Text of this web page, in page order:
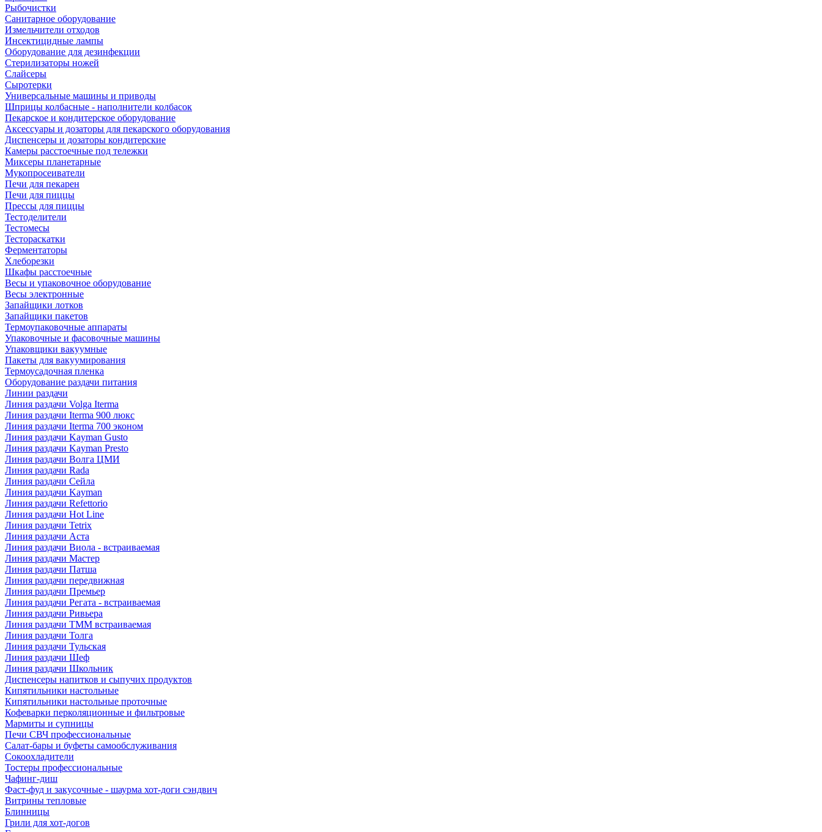
Рыбочистки
Санитарное оборудование
Измельчители отходов
Инсектицидные лампы
Оборудование для дезинфекции
Стерилизаторы ножей
Слайсеры
Сыротерки
Универсальные машины и приводы
Шприцы колбасные - наполнители колбасок
Пекарское и кондитерское оборудование
Аксессуары и дозаторы для пекарского оборудования
Диспенсеры и дозаторы кондитерские
Камеры расстоечные под тележки
Миксеры планетарные
Мукопросеиватели
Печи для пекарен
Печи для пиццы
Прессы для пиццы
Тестоделители
Тестомесы
Тестораскатки
Ферментаторы
Хлеборезки
Шкафы расстоечные
Весы и упаковочное оборудование
Весы электронные
Запайщики лотков
Запайщики пакетов
Термоупаковочные аппараты
Упаковочные и фасовочные машины
Упаковщики вакуумные
Пакеты для вакуумирования
Термоусадочная пленка
Оборудование раздачи питания
Линии раздачи
Линия раздачи Volga Iterma
Линия раздачи Iterma 900 люкс
Линия раздачи Iterma 700 эконом
Линия раздачи Kayman Gusto
Линия раздачи Kayman Presto
Линия раздачи Волга ЦМИ
Линия раздачи Rada
Линия раздачи Сейла
Линия раздачи Kayman
Линия раздачи Refettorio
Линия раздачи Hot Line
Линия раздачи Tetrix
Линия раздачи Аста
Линия раздачи Виола - встраиваемая
Линия раздачи Мастер
Линия раздачи Патша
Линия раздачи передвижная
Линия раздачи Премьер
Линия раздачи Регата - встраиваемая
Линия раздачи Ривьера
Линия раздачи ТММ встраиваемая
Линия раздачи Толга
Линия раздачи Тульская
Линия раздачи Шеф
Линия раздачи Школьник
Диспенсеры напитков и сыпучих продуктов
Кипятильники настольные
Кипятильники настольные проточные
Кофеварки перколяционные и фильтровые
Мармиты и супницы
Печи СВЧ профессиональные
Салат-бары и буфеты самообслуживания
Сокоохладители
Тостеры профессиональные
Чафинг-диш
Фаст-фуд и закусочные - шаурма хот-доги сэндвич
Витрины тепловые
Блинницы
Грили для хот-догов